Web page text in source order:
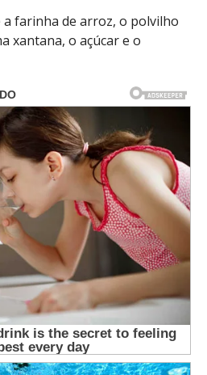
farinha de arroz, o polvilho
xantana, o açúcar e o